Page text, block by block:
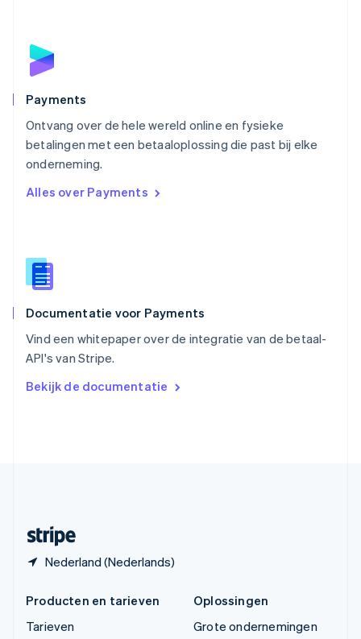
Payments
Ontvang over de hele wereld online en fysieke
betalingen met een betaaloplossing die past bij elke
onderneming.
Alles over Payments
Documentatie voor Payments
Vind een whitepaper over de integratie van de betaal-
API's van Stripe.
Bekijk de documentatie
Nederland (Nederlands)
Polen
English
Português
English
Singapore
English简体中文
EnglishItaliano
Español
Thailand
Tsjechië
Vasteland van China
简体中文English
English
Producten en tarieven
Tarieven
Oplossingen
Grote ondernemingen